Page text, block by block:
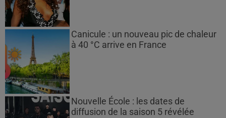
Canicule : un nouveau pic de chaleur
à 40 °C arrive en France
Nouvelle École : les dates de
diffusion de la saison 5 révélée